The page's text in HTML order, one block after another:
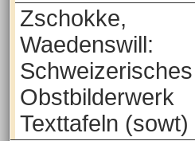
Zschokke,
Waedenswill:
Schweizerisches
Obstbilderwerk
Texttafeln (sowt)